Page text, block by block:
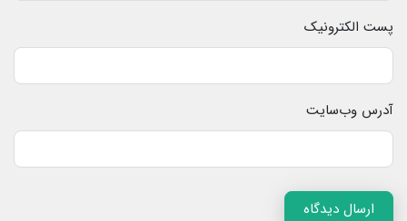
پست الکترونیک
آدرس وب‌سایت
ارسال دیدگاه